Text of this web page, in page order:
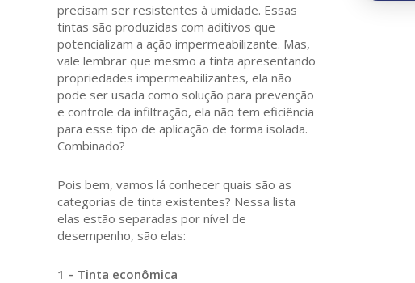
precisam ser resistentes à umidade. Essas
tintas são produzidas com aditivos que
potencializam a ação impermeabilizante. Mas,
vale lembrar que mesmo a tinta apresentando
propriedades impermeabilizantes, ela não
pode ser usada como solução para prevenção
e controle da infiltração, ela não tem eficiência
para esse tipo de aplicação de forma isolada.
Combinado?
Pois bem, vamos lá conhecer quais são as
categorias de tinta existentes? Nessa lista
elas estão separadas por nível de
desempenho, são elas:
1 – Tinta econômica